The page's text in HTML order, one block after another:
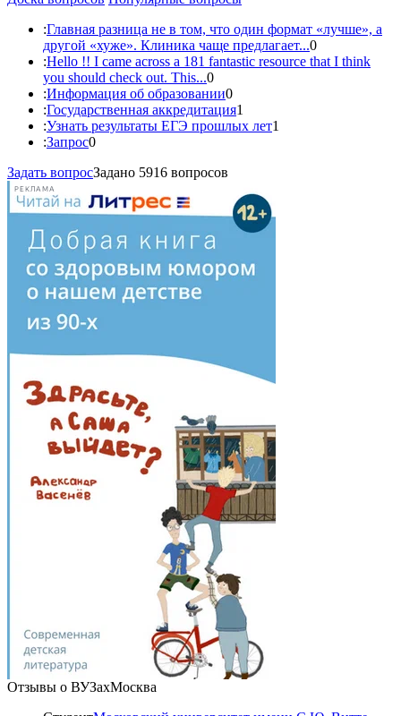
:Главная разница не в том, что один формат «лучше», а
другой «хуже». Клиника чаще предлагает...0
:Hello !! I came across a 181 fantastic resource that I think
you should check out. This...0
:Информация об образовании0
:Государственная аккредитация1
:Узнать результаты ЕГЭ прошлых лет1
:Запрос0
Задать вопросЗадано 5916 вопросов
РЕКЛАМА
Отзывы о ВУЗахМосква